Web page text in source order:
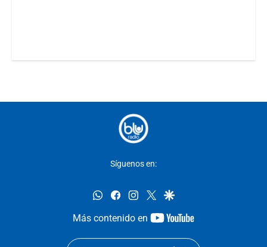
Síguenos en:
whatsappfacebookinstagram
twittergoogle
Más contenido en
youtube-